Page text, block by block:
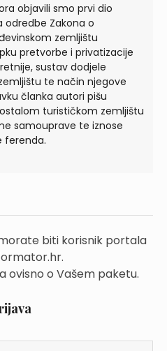
objavili smo prvi dio
odredbe Zakona o
zemljištu
pretvorbe i privatizacije
sustav dodjele
te način njegove
članka autori pišu
turističkom zemljištu
samouprave te iznose
ferenda.
biti korisnik portala
ovisno o Vašem paketu.